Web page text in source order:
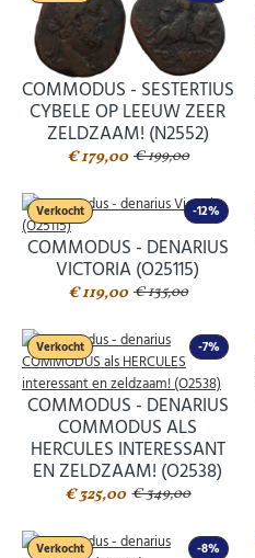
COMMODUS - SESTERTIUS
CYBELE OP LEEUW ZEER
ZELDZAAM! (N2552)
€ 179,00 € 199,00
-12%
Verkocht
COMMODUS - DENARIUS
VICTORIA (O25115)
€ 119,00 € 135,00
-7%
Verkocht
COMMODUS - DENARIUS
COMMODUS ALS
HERCULES INTERESSANT
EN ZELDZAAM! (O2538)
€ 325,00 € 349,00
-8%
Verkocht